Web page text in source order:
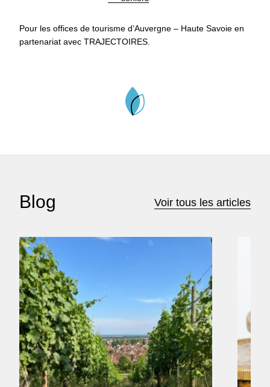
Pour les offices de tourisme d’Auvergne – Haute Savoie en
partenariat avec TRAJECTOIRES.
Blog Voir tous les articles